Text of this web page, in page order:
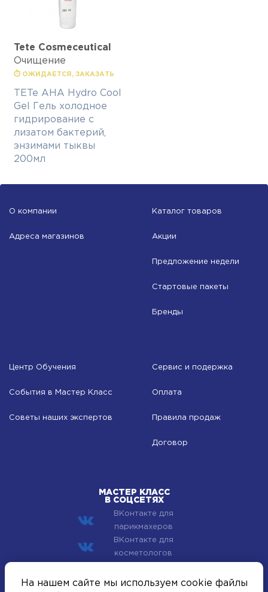
Tete Cosmeceutical
Очищение
⏱ ОЖИДАЕТСЯ, ЗАКАЗАТЬ
TETe AHA Hydro Cool
Gel Гель холодное
гидрирование с
лизатом бактерий,
энзимами тыквы
200мл
О компании
Адреса магазинов
Каталог товаров
Акции
Предложение недели
Стартовые пакеты
Бренды
Центр Обучения
События в Мастер Класс
Советы наших экспертов
Сервис и подержка
Оплата
Правила продаж
Договор
МАСТЕР КЛАСС
В СОЦСЕТЯХ
ВКонтакте для
парикмахеров
ВКонтакте для
косметологов
© 2002–2026 Компания Мастер Класс - профессиональная
На нашем сайте мы используем cookie файлы